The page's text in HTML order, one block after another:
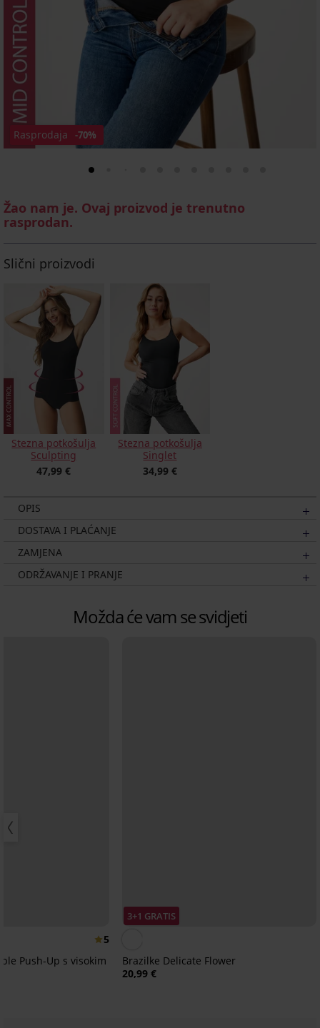
Rasprodaja -70%
Žao nam je. Ovaj proizvod je trenutno
rasprodan.
Slični proizvodi
Stezna potkošulja
Sculpting
47,99 €
Stezna potkošulja
Singlet
34,99 €
OPIS
DOSTAVA I PLAĆANJE
ZAMJENA
ODRŽAVANJE I PRANJE
Možda će vam se svidjeti
5
Push-Up s visokim
3+1 GRATIS
Brazilke Delicate Flower
20,99 €